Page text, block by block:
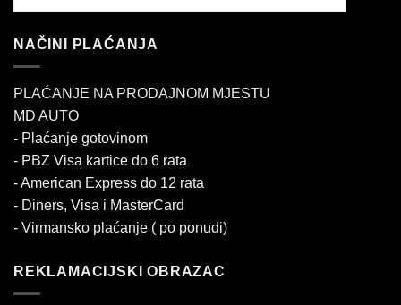
NAČINI PLAĆANJA
PLAĆANJE NA PRODAJNOM MJESTU
MD AUTO
- Plaćanje gotovinom
- PBZ Visa kartice do 6 rata
- American Express do 12 rata
- Diners, Visa i MasterCard
- Virmansko plaćanje ( po ponudi)
REKLAMACIJSKI OBRAZAC